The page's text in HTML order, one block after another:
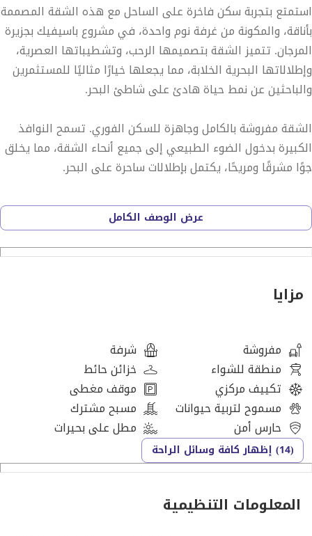
استمتع بتجربة سكن فاخرة على الساحل مع هذه الشقة المصممة
بأناقة، والمكونة من غرفة نوم واحدة، في مشروع باسيفيك بجزيرة
المرجان. تتميز الشقة بتصميمها الرحب، وتشطيباتها العصرية،
وإطلالاتها البحرية الخلابة، مما يجعلها خيارًا مثاليًا للمستثمرين
والباحثين عن نمط حياة هادئ على شاطئ البحر.
الشقة مفروشة بالكامل وجاهزة للسكن الفوري. تسمح النوافذ
الكبيرة بدخول الضوء الطبيعي إلى جميع أنحاء الشقة، مما يخلق
جوًا مشرقًا ومريحًا، يكتمل بإطلالات ساحرة على البحر.
تفاصيل العقار:
• شقة بغرفة نوم واحدة
• السعر: 1,045,000 درهم إماراتي
• مفروشة
• إطلالة بحرية
• شاغرة / جاهزة للسكن
يتمتع سكان باسيفيك بمرافق مميزة، تشمل مسبحًا على السطح
بإطلالات بانورامية على البحر، وصالة رياضية مجهزة بالكامل، وغرف
ساونا وبخار، ومدخل خاص إلى الشاطئ، وأمن على مدار الساعة،
عرض الوصف الكامل
مزايا
مفروشة
شرفة
منطقة للشواء
خزائن حائط
تكييف مركزي
موقف مغطى
مسموح لتربية حيوانات
مسبح مشترك
حارس أمن
مطل على بحيرات
(14) إظهار كافة وسائل الراحة
المعلومات التنظيمية